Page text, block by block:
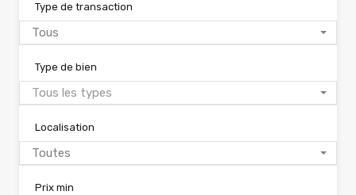
Type de transaction
Tous
Type de bien
Tous les types
Localisation
Toutes
Prix min